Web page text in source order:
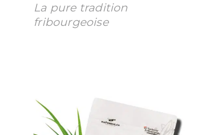
La pure tradition
fribourgeoise